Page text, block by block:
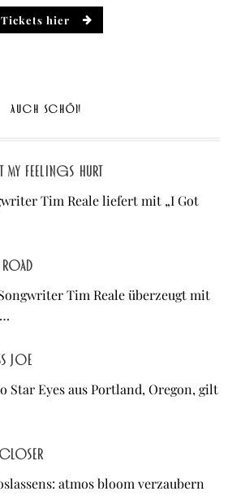
Tickets hier
AUCH SCHÖN
My Feelings Hurt
Tim Reale liefert mit „I Got
Tim Reale überzeugt mit
Joe
Star Eyes aus Portland, Oregon, gilt
atmos bloom verzaubern